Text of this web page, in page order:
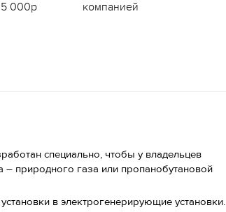
5 000р
компанией
специально, чтобы у владельцев
– природного газа или пропанобутановой
в электрогенерирующие установки.